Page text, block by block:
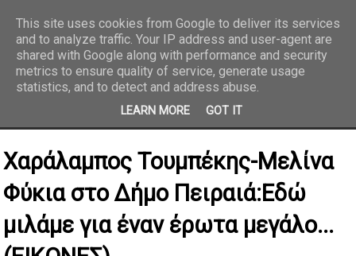
REPORTAZ NET
Χαράλαμπος Τουμπέκης-Μελίνα
Φύκια στο Δήμο Πειραιά:Εδώ
μιλάμε για έναν έρωτα μεγάλο...
This site uses cookies from Google to deliver its services
and to analyze traffic. Your IP address and user-agent are
shared with Google along with performance and security
metrics to ensure quality of service, generate usage
statistics, and to detect and address abuse.
LEARN MORE GOT IT